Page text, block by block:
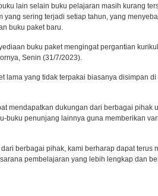
lain selain buku pelajaran masih kurang
yang sering terjadi setiap tahun, yang
buku paket baru.
buku paket mengingat pergantian
Senin (31/7/2023).
lama yang tidak terpakai biasanya disimpan
mendapatkan dukungan dari berbagai pihak
buku penunjang lainnya guna memberikan
berbagai pihak, kami berharap dapat terus
pembelajaran yang lebih lengkap dan